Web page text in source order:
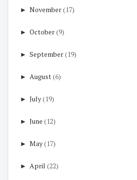
► November(17)
► October(9)
► September(19)
► August(6)
► July(19)
► June (12)
► May(17)
► April (22)